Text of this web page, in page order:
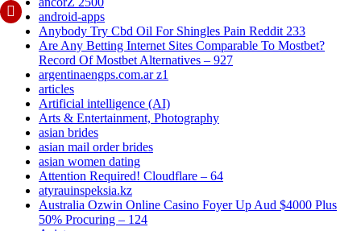
android-apps
Anybody Try Cbd Oil For Shingles Pain Reddit 233
Are Any Betting Internet Sites Comparable To Mostbet?
Record Of Mostbet Alternatives – 927
argentinaengps.com.ar z1
articles
Artificial intelligence (AI)
Arts & Entertainment, Photography
asian brides
asian mail order brides
asian women dating
Attention Required! Cloudflare – 64
atyrauinspeksia.kz
Australia Ozwin Online Casino Foyer Up Aud $4000 Plus
50% Procuring – 124